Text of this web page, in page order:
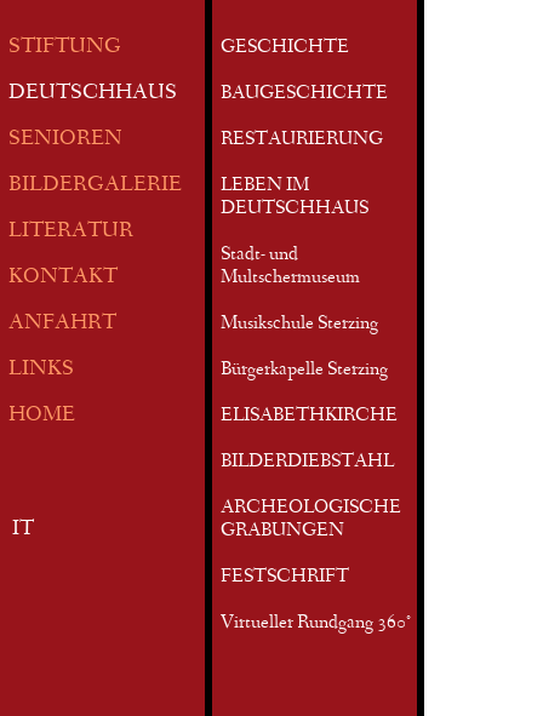
STIFTUNG
DEUTSCHHAUS
SENIOREN
BILDERGALERIE
LITERATUR
KONTAKT
ANFAHRT
LINKS
HOME
IT
GESCHICHTE
BAUGESCHICHTE
RESTAURIERUNG
LEBEN IM
DEUTSCHHAUS
Stadt- und
Multschermuseum
Musikschule Sterzing
Bürgerkapelle Sterzing
ELISABETHKIRCHE
BILDERDIEBSTAHL
ARCHEOLOGISCHE
GRABUNGEN
FESTSCHRIFT
Virtueller Rundgang 360°